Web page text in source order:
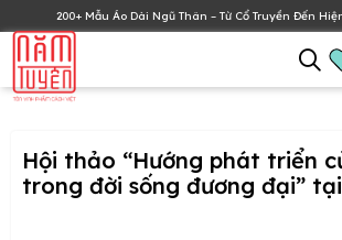
200+ Mẫu Áo Dài Ngũ Thân – Từ Cổ Truyền Đến
Hội thảo “Hướng phát triển
trong đời sống đương đại”